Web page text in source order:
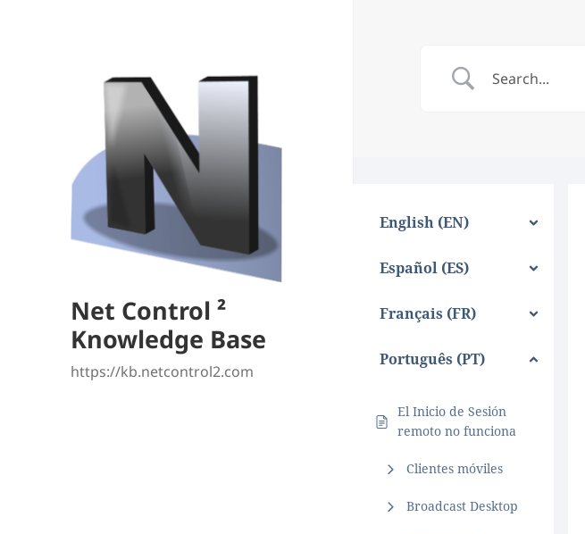
Net Control ²
Knowledge Base
https://kb.netcontrol2.com
English (EN)
Español (ES)
Français (FR)
Português (PT)
El Inicio de Sesión
remoto no funciona
Clientes móviles
Broadcast Desktop